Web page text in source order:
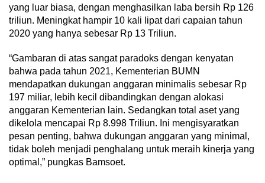
yang luar biasa, dengan menghasilkan laba bersih Rp 126
triliun. Meningkat hampir 10 kali lipat dari capaian tahun
2020 yang hanya sebesar Rp 13 Triliun.
“Gambaran di atas sangat paradoks dengan kenyatan
bahwa pada tahun 2021, Kementerian BUMN
mendapatkan dukungan anggaran minimalis sebesar Rp
197 miliar, lebih kecil dibandingkan dengan alokasi
anggaran Kementerian lain. Sedangkan total aset yang
dikelola mencapai Rp 8.998 Triliun. Ini mengisyaratkan
pesan penting, bahwa dukungan anggaran yang minimal,
tidak boleh menjadi penghalang untuk meraih kinerja yang
optimal,” pungkas Bamsoet.